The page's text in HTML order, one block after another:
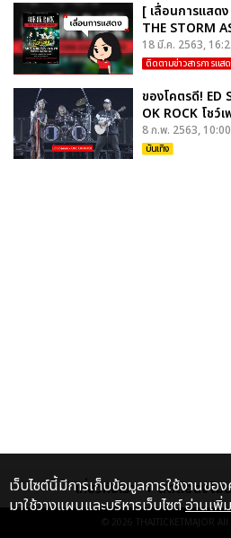
[ เลื่อนการแสดง
THE STORM
18 มี.ค. 2563,
ติดตามข่าวสารการแส
ของโคตรดี! ED
OK ROCK โชว์
8 ก.พ. 2563,
บันเทิง
เกี่ยวกับเรา ติดต่อลงโฆ
© 2026 THAITICKETMAJOR All
เว็บไซต์นี้มีการเก็บข้อมูลการใช้งานขอ
มาใช้วางแผนและบริหารเว็บไซต์อ่านเพิ่